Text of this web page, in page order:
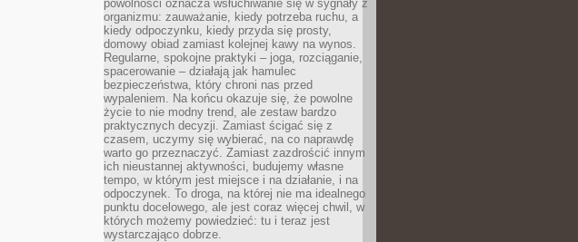
powolności oznacza wsłuchiwanie się w sygnały z
organizmu: zauważanie, kiedy potrzeba ruchu, a
kiedy odpoczynku, kiedy przyda się prosty,
domowy obiad zamiast kolejnej kawy na wynos.
Regularne, spokojne praktyki – joga, rozciąganie,
spacerowanie – działają jak hamulec
bezpieczeństwa, który chroni nas przed
wypaleniem. Na końcu okazuje się, że powolne
życie to nie modny trend, ale zestaw bardzo
praktycznych decyzji. Zamiast ścigać się z
czasem, uczymy się wybierać, na co naprawdę
warto go przeznaczyć. Zamiast zazdrościć innym
ich nieustannej aktywności, budujemy własne
tempo, w którym jest miejsce i na działanie, i na
odpoczynek. To droga, na której nie ma idealnego
punktu docelowego, ale jest coraz więcej chwil, w
których możemy powiedzieć: tu i teraz jest
wystarczająco dobrze.